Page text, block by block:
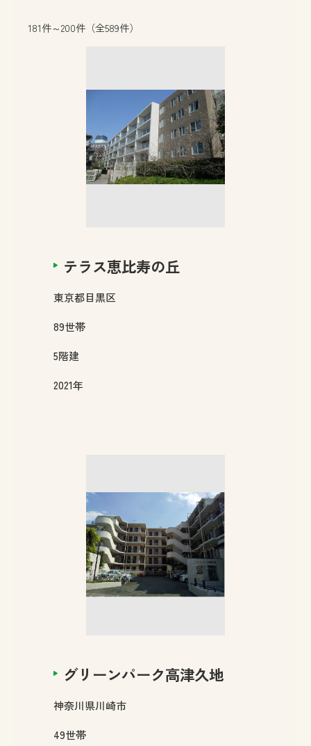
181件～200件（全589件）
テラス恵比寿の丘
東京都目黒区
89世帯
5階建
2021年
グリーンパーク高津久地
神奈川県川崎市
49世帯